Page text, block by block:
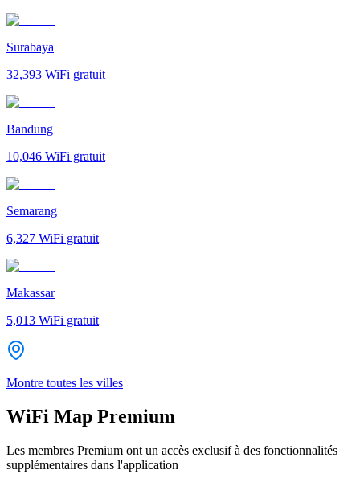
Surabaya
32,393 WiFi gratuit
Bandung
10,046 WiFi gratuit
Semarang
6,327 WiFi gratuit
Makassar
5,013 WiFi gratuit
Montre toutes les villes
WiFi Map Premium
Les membres Premium ont un accès exclusif à des fonctionnalités
supplémentaires dans l'application